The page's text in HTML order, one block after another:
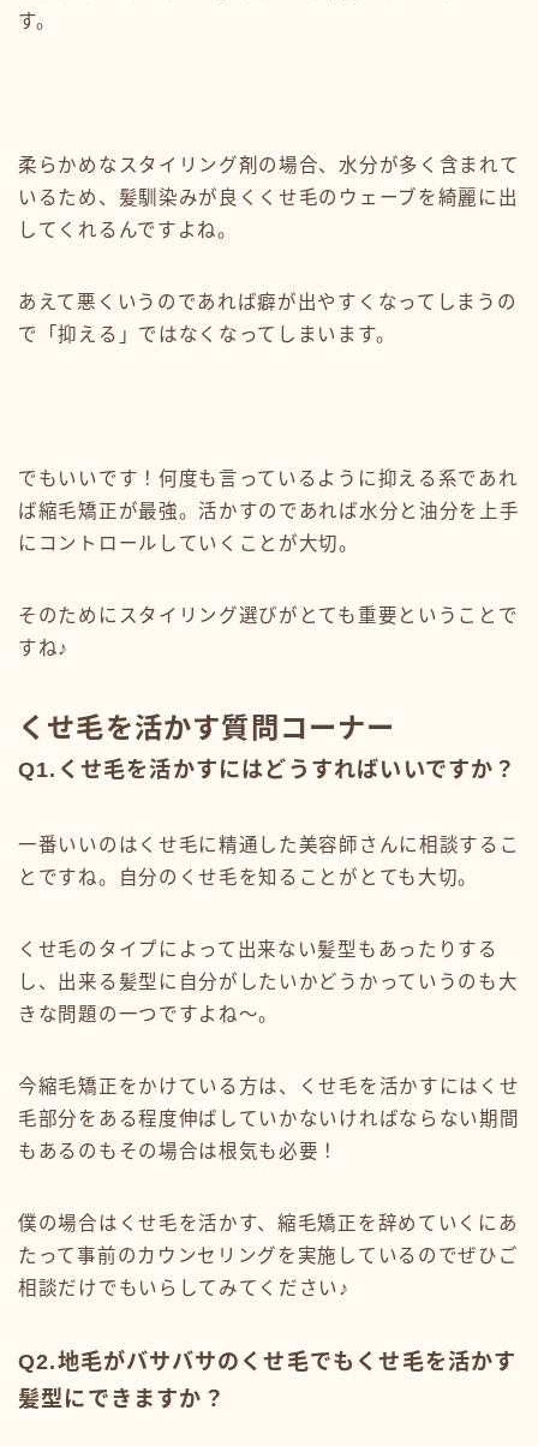
す。
柔らかめなスタイリング剤の場合、水分が多く含まれて
いるため、髪馴染みが良くくせ毛のウェーブを綺麗に出
してくれるんですよね。
あえて悪くいうのであれば癖が出やすくなってしまうの
で「抑える」ではなくなってしまいます。
でもいいです！何度も言っているように抑える系であれ
ば縮毛矯正が最強。活かすのであれば水分と油分を上手
にコントロールしていくことが大切。
そのためにスタイリング選びがとても重要ということで
すね♪
くせ毛を活かす質問コーナー
Q1.くせ毛を活かすにはどうすればいいですか？
一番いいのはくせ毛に精通した美容師さんに相談するこ
とですね。自分のくせ毛を知ることがとても大切。
くせ毛のタイプによって出来ない髪型もあったりする
し、出来る髪型に自分がしたいかどうかっていうのも大
きな問題の一つですよね〜。
今縮毛矯正をかけている方は、くせ毛を活かすにはくせ
毛部分をある程度伸ばしていかないければならない期間
もあるのもその場合は根気も必要！
僕の場合はくせ毛を活かす、縮毛矯正を辞めていくにあ
たって事前のカウンセリングを実施しているのでぜひご
相談だけでもいらしてみてください♪
Q2.地毛がバサバサのくせ毛でもくせ毛を活かす
髪型にできますか？